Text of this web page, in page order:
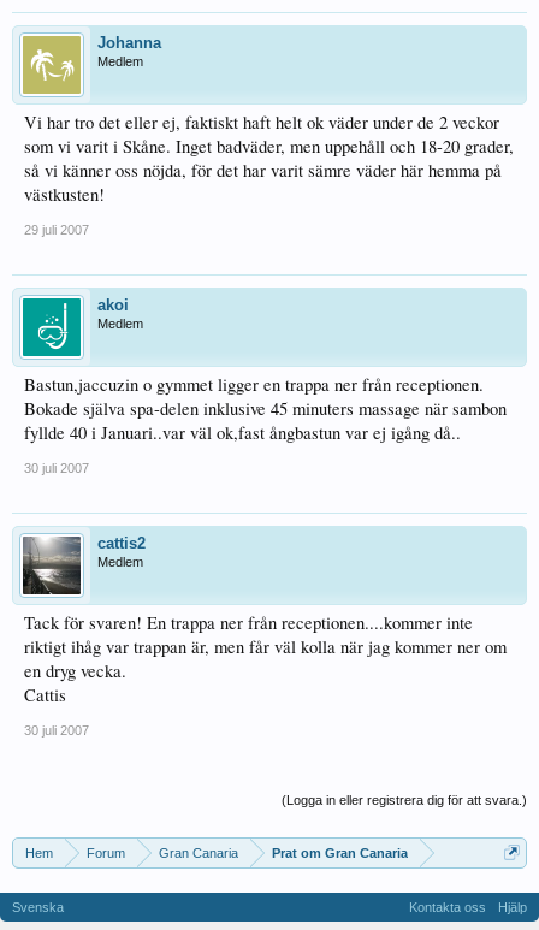
Johanna
Medlem
Vi har tro det eller ej, faktiskt haft helt ok väder under de 2 veckor
som vi varit i Skåne. Inget badväder, men uppehåll och 18-20 grader,
så vi känner oss nöjda, för det har varit sämre väder här hemma på
västkusten!
29 juli 2007
akoi
Medlem
Bastun,jaccuzin o gymmet ligger en trappa ner från receptionen.
Bokade själva spa-delen inklusive 45 minuters massage när sambon
fyllde 40 i Januari..var väl ok,fast ångbastun var ej igång då..
30 juli 2007
cattis2
Medlem
Tack för svaren! En trappa ner från receptionen....kommer inte
riktigt ihåg var trappan är, men får väl kolla när jag kommer ner om
en dryg vecka.
Cattis
30 juli 2007
(Logga in eller registrera dig för att svara.)
Hem Forum Gran Canaria Prat om Gran Canaria
Svenska Kontakta oss
Hjälp